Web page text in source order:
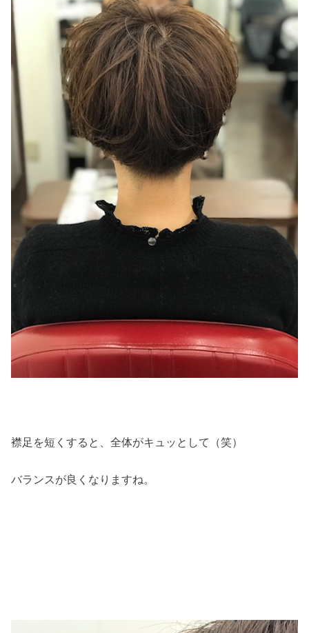
襟足を短くすると、全体がキュッとして（笑）
バランスが良くなりますね。